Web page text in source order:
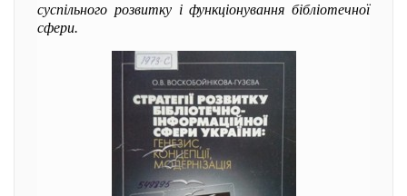
суспільного розвитку і функціонування бібліотечної
сфери.